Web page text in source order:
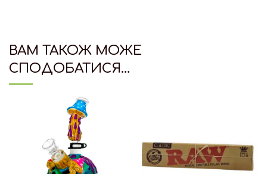
ВАМ ТАКОЖ МОЖЕ
СПОДОБАТИСЯ…